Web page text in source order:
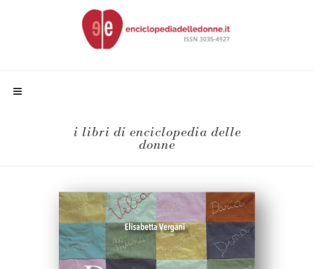
i libri di enciclopedia delle
donne